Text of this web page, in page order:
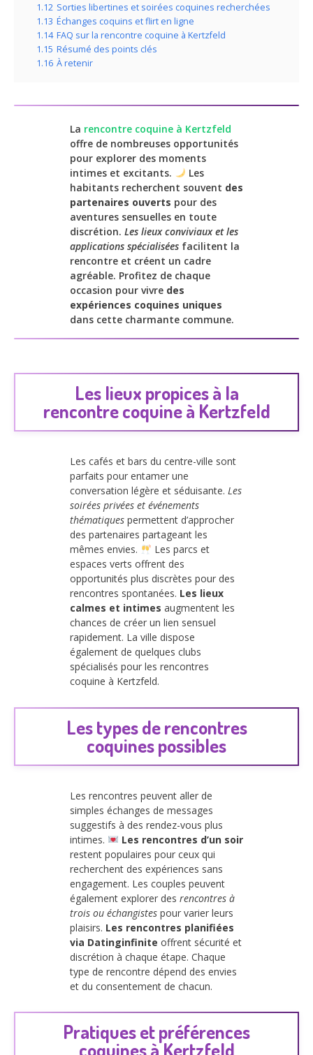
1.12 Sorties libertines et soirées coquines recherchées
1.13 Échanges coquins et flirt en ligne
1.14 FAQ sur la rencontre coquine à Kertzfeld
1.15 Résumé des points clés
1.16 À retenir
La rencontre coquine à Kertzfeld
offre de nombreuses opportunités
pour explorer des moments
intimes et excitants.
Les
habitants recherchent souvent des
partenaires ouverts pour des
aventures sensuelles en toute
discrétion. Les lieux conviviaux et les
applications spécialisées facilitent la
rencontre et créent un cadre
agréable. Profitez de chaque
occasion pour vivre des
expériences coquines uniques
dans cette charmante commune.
Les lieux propices à la
rencontre coquine à Kertzfeld
Les cafés et bars du centre-ville sont
parfaits pour entamer une
conversation légère et séduisante. Les
soirées privées et événements
thématiques permettent d’approcher
des partenaires partageant les
mêmes envies.
Les parcs et
espaces verts offrent des
opportunités plus discrètes pour des
rencontres spontanées. Les lieux
calmes et intimes augmentent les
chances de créer un lien sensuel
rapidement. La ville dispose
également de quelques clubs
spécialisés pour les rencontres
coquine à Kertzfeld.
Les types de rencontres
coquines possibles
Les rencontres peuvent aller de
simples échanges de messages
suggestifs à des rendez-vous plus
intimes.
Les rencontres d’un soir
restent populaires pour ceux qui
recherchent des expériences sans
engagement. Les couples peuvent
également explorer des rencontres à
trois ou échangistes pour varier leurs
plaisirs. Les rencontres planifiées
via Datinginfinite offrent sécurité et
discrétion à chaque étape. Chaque
type de rencontre dépend des envies
et du consentement de chacun.
Pratiques et préférences
coquines à Kertzfeld